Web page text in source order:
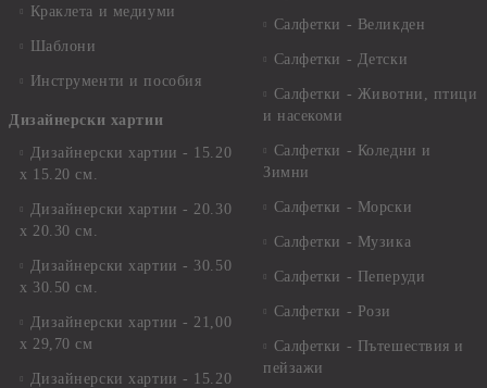
Краклета и медиуми
Шаблони
Инструменти и пособия
Дизайнерски хартии
Дизайнерски хартии - 15.20
х 15.20 см.
Дизайнерски хартии - 20.30
х 20.30 см.
Дизайнерски хартии - 30.50
х 30.50 см.
Дизайнерски хартии - 21,00
х 29,70 см
Дизайнерски хартии - 15.20
Салфетки - Великден
Салфетки - Детски
Салфетки - Животни, птици
и насекоми
Салфетки - Коледни и
Зимни
Салфетки - Морски
Салфетки - Музика
Салфетки - Пеперуди
Салфетки - Рози
Салфетки - Пътешествия и
пейзажи